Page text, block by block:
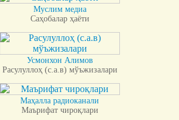
Муслим медиа
Саҳобалар ҳаёти
Усмонхон Алимов
Расулуллоҳ (с.а.в) мўъжизалари
Маҳалла радиоканали
Маърифат чироқлари